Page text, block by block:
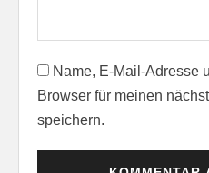
Name, E-Mail-Adresse
Browser für meinen
speichern.